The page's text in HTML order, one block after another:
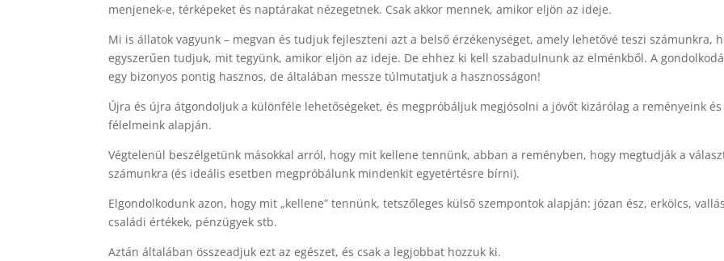
menjenek-e, térképeket és naptárakat nézegetnek. Csak akkor mennek, amikor eljön az ideje.
Mi is állatok vagyunk – megvan és tudjuk fejleszteni azt a belső érzékenységet, amely lehetővé teszi számunkra,
egyszerűen tudjuk, mit tegyünk, amikor eljön az ideje. De ehhez ki kell szabadulnunk az elménkből. A
egy bizonyos pontig hasznos, de általában messze túlmutatjuk a hasznosságon!
Újra és újra átgondoljuk a különféle lehetőségeket, és megpróbáljuk megjósolni a jövőt kizárólag a reményeink és
félelmeink alapján.
Végtelenül beszélgetünk másokkal arról, hogy mit kellene tennünk, abban a reményben, hogy megtudják a
számunkra (és ideális esetben megpróbálunk mindenkit egyetértésre bírni).
Elgondolkodunk azon, hogy mit „kellene” tennünk, tetszőleges külső szempontok alapján: józan ész, erkölcs,
családi értékek, pénzügyek stb.
Aztán általában összeadjuk ezt az egészet, és csak a legjobbat hozzuk ki.